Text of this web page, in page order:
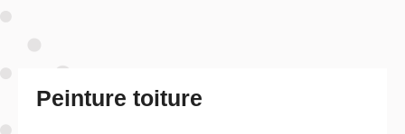
Peinture toiture